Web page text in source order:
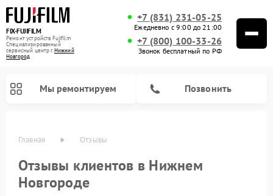
FIX-FUJIFILM
Ремонт устройств Fujifilm
Специализированный
cервисный центр г.Нижний
Новгород
+7 (831) 231-05-25
Ежедневно с 9:00 до 21:00
+7 (800) 100-33-26
Звонок бесплатный по РФ
Мы ремонтируем Позвонить
Главная Отзывы
Отзывы клиентов в Нижнем
Новгороде